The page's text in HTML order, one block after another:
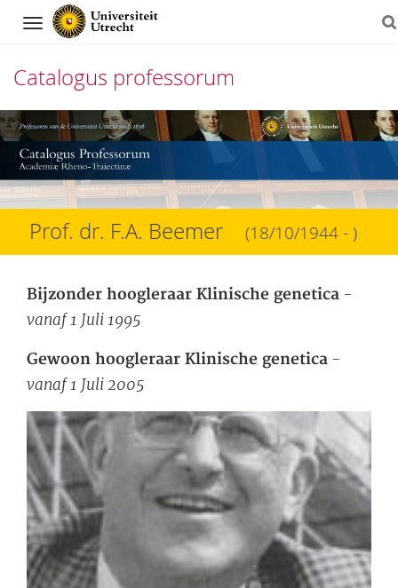
Navigation
Catalogus professorum
Direct
naar
het
inhoud
Prof. dr. F.A. Beemer (18/10/1944 - )
Bijzonder hoogleraar Klinische genetica -
vanaf 1 Juli 1995
Gewoon hoogleraar Klinische genetica -
vanaf 1 Juli 2005